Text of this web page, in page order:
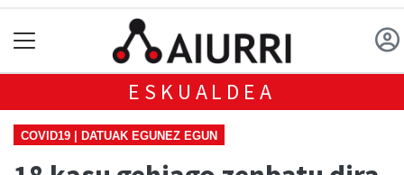
ESKUALDEA
COVID19 | DATUAK EGUNEZ EGUN